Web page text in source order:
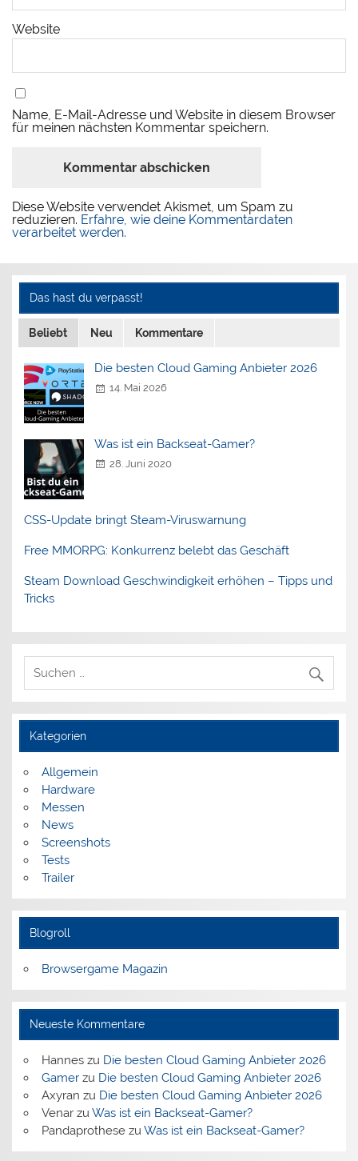
Website
Name, E-Mail-Adresse und Website in diesem Browser
für meinen nächsten Kommentar speichern.
Diese Website verwendet Akismet, um Spam zu
reduzieren. Erfahre, wie deine Kommentardaten
verarbeitet werden.
Das hast du verpasst!
Beliebt Neu Kommentare
Die besten Cloud Gaming Anbieter 2026
14. Mai 2026
Was ist ein Backseat-Gamer?
28. Juni 2020
CSS-Update bringt Steam-Viruswarnung
Free MMORPG: Konkurrenz belebt das Geschäft
Steam Download Geschwindigkeit erhöhen – Tipps und
Tricks
Kategorien
Allgemein
Hardware
Messen
News
Screenshots
Tests
Trailer
Blogroll
Browsergame Magazin
Neueste Kommentare
Hanneszu Die besten Cloud Gaming Anbieter 2026
Gamerzu Die besten Cloud Gaming Anbieter 2026
Axyran zu Die besten Cloud Gaming Anbieter 2026
Venarzu Was ist ein Backseat-Gamer?
Pandaprothesezu Was ist ein Backseat-Gamer?